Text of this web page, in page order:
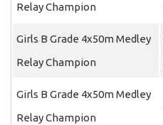
Relay Champion
Girls B Grade 4x50m Medley
Relay Champion
Girls B Grade 4x50m Medley
Relay Champion